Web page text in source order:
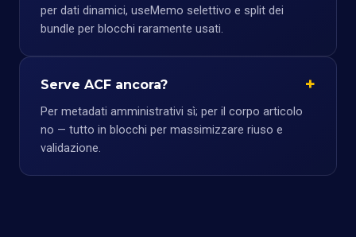
per dati dinamici, useMemo selettivo e split dei
bundle per blocchi raramente usati.
Serve ACF ancora?
Per metadati amministrativi sì; per il corpo articolo
no — tutto in blocchi per massimizzare riuso e
validazione.